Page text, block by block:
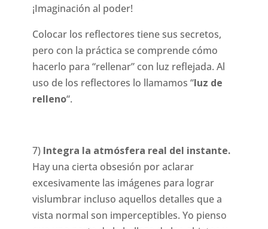
¡Imaginación al poder!
Colocar los reflectores tiene sus secretos,
pero con la práctica se comprende cómo
hacerlo para “rellenar” con luz reflejada. Al
uso de los reflectores lo llamamos “luz de
relleno“.
7) Integra la atmósfera real del instante.
Hay una cierta obsesión por aclarar
excesivamente las imágenes para lograr
vislumbrar incluso aquellos detalles que a
vista normal son imperceptibles. Yo pienso